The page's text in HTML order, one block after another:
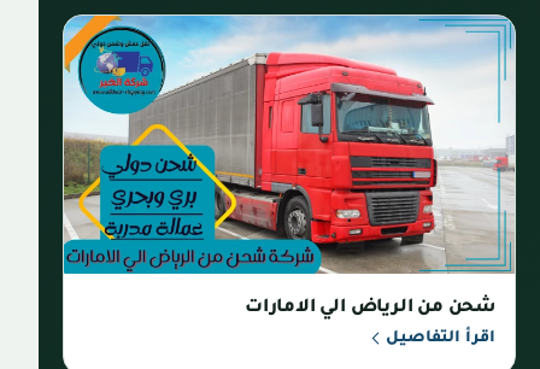
شحن من الرياض الي الامارات
اقرأ التفاصيل